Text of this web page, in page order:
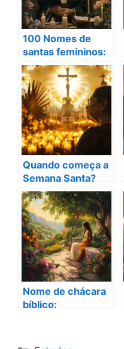
100 Nomes de
santas femininos:
Legado de Fé e
Inspiração
Quando começa a
Semana Santa?
Descubra suas
datas e tradições!
Nome de chácara
bíblico:
espiritual